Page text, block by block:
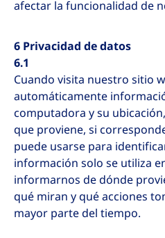
afectar la funcionalidad de
6 Privacidad de datos
6.1
Cuando visita nuestro sitio
automáticamente
computadora y su
que proviene, si
puede usarse para
información solo se utiliza
informarnos de dónde
qué miran y qué acciones
mayor parte del tiempo.